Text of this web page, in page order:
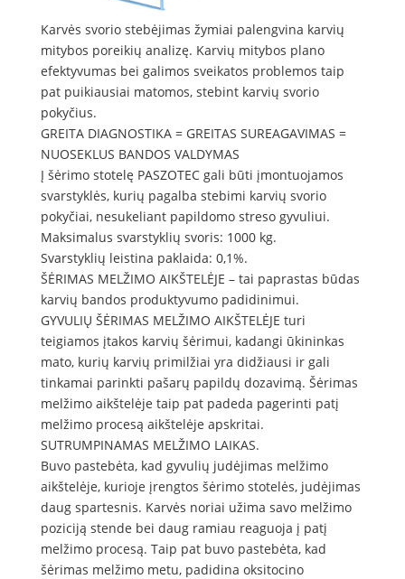
Karvės svorio stebėjimas žymiai palengvina karvių
mitybos poreikių analizę. Karvių mitybos plano
efektyvumas bei galimos sveikatos problemos taip
pat puikiausiai matomos, stebint karvių svorio
pokyčius.
GREITA DIAGNOSTIKA = GREITAS SUREAGAVIMAS =
NUOSEKLUS BANDOS VALDYMAS
Į šėrimo stotelę PASZOTEC gali būti įmontuojamos
svarstyklės, kurių pagalba stebimi karvių svorio
pokyčiai, nesukeliant papildomo streso gyvuliui.
Maksimalus svarstyklių svoris: 1000 kg.
Svarstyklių leistina paklaida: 0,1%.
ŠĖRIMAS MELŽIMO AIKŠTELĖJE – tai paprastas būdas
karvių bandos produktyvumo padidinimui.
GYVULIŲ ŠĖRIMAS MELŽIMO AIKŠTELĖJE turi
teigiamos įtakos karvių šėrimui, kadangi ūkininkas
mato, kurių karvių primilžiai yra didžiausi ir gali
tinkamai parinkti pašarų papildų dozavimą. Šėrimas
melžimo aikštelėje taip pat padeda pagerinti patį
melžimo procesą aikštelėje apskritai.
SUTRUMPINAMAS MELŽIMO LAIKAS.
Buvo pastebėta, kad gyvulių judėjimas melžimo
aikštelėje, kurioje įrengtos šėrimo stotelės, judėjimas
daug spartesnis. Karvės noriai užima savo melžimo
poziciją stende bei daug ramiau reaguoja į patį
melžimo procesą. Taip pat buvo pastebėta, kad
šėrimas melžimo metu, padidina oksitocino